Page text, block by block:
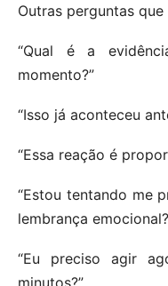
Outras perguntas
“Qual é a
momento?”
“Isso já aconteceu
“Essa reação é
“Estou tentando me
lembrança
“Eu preciso agir